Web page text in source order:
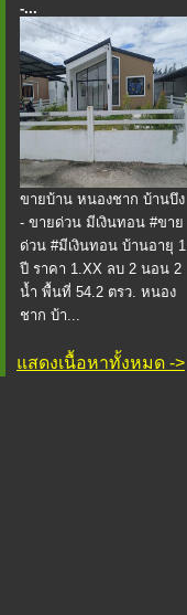
-...
ขายบ้าน หนองชาก บ้านบึง
- ขายด่วน มีเงินทอน #ขาย
ด่วน #มีเงินทอน บ้านอายุ 1
ปี ราคา 1.XX ลบ 2 นอน 2
น้ำ พื้นที่ 54.2 ตรว. หนอง
ชาก บ้า...
แสดงเนื้อหาทั้งหมด ->